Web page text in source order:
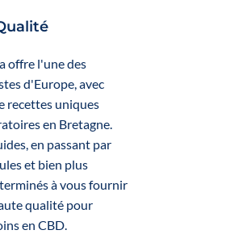
offre l'une des
d'Europe, avec
recettes uniques
en Bretagne.
en passant par
et bien plus
à vous fournir
qualité pour
en CBD.